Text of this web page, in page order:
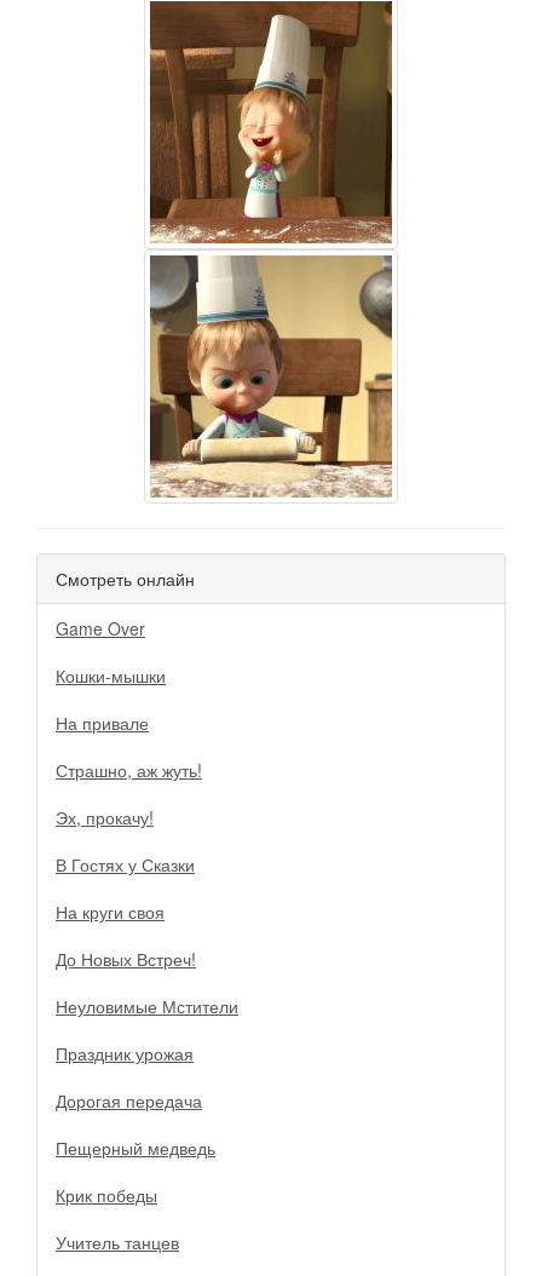
Смотреть онлайн
Game Over
Кошки-мышки
На привале
Страшно, аж жуть!
Эх, прокачу!
В Гостях у Сказки
На круги своя
До Новых Встреч!
Неуловимые Мстители
Праздник урожая
Дорогая передача
Пещерный медведь
Крик победы
Учитель танцев